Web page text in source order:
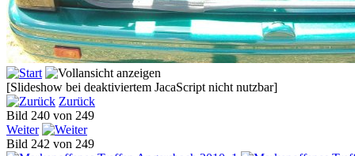
[Slideshow bei deaktiviertem JacaScript nicht nutzbar]
Zurück
Bild 240 von 249
Weiter
Bild 242 von 249